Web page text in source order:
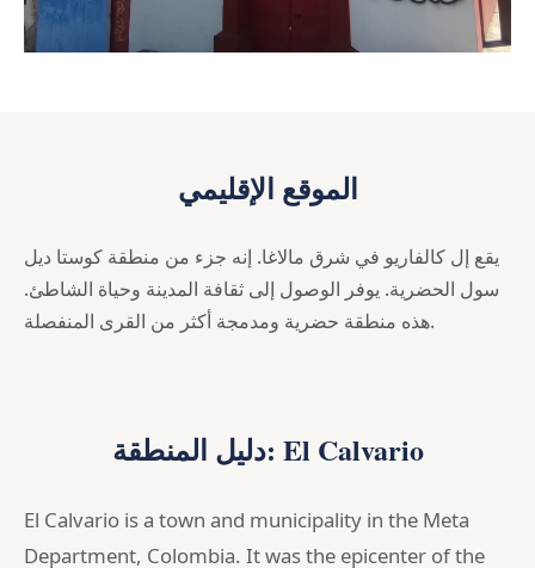
الموقع الإقليمي
يقع إل كالفاريو في شرق مالاغا. إنه جزء من منطقة كوستا ديل
سول الحضرية. يوفر الوصول إلى ثقافة المدينة وحياة الشاطئ.
هذه منطقة حضرية ومدمجة أكثر من القرى المنفصلة.
دليل المنطقة: El Calvario
El Calvario is a town and municipality in the Meta
Department, Colombia. It was the epicenter of the